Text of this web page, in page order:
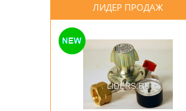
ЛИДЕР ПРОДАЖ